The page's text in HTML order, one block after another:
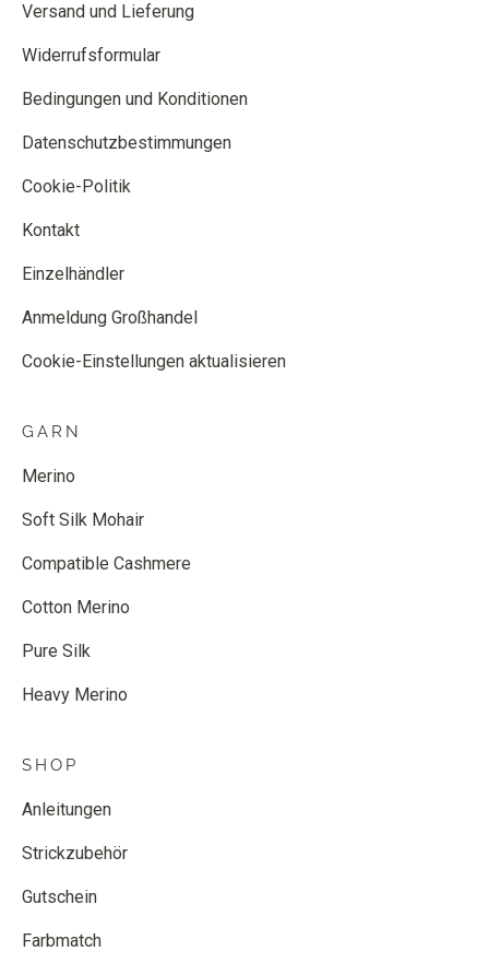
Versand und Lieferung
Widerrufsformular
Bedingungen und Konditionen
Datenschutzbestimmungen
Cookie-Politik
Kontakt
Einzelhändler
Anmeldung Großhandel
Cookie-Einstellungen aktualisieren
GARN
Merino
Soft Silk Mohair
Compatible Cashmere
Cotton Merino
Pure Silk
Heavy Merino
SHOP
Anleitungen
Strickzubehör
Gutschein
Farbmatch